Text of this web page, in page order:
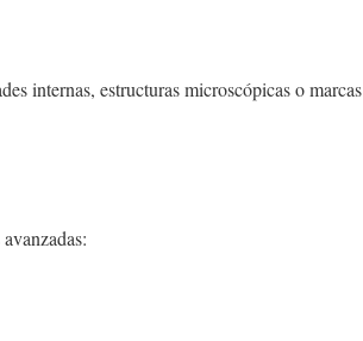
internas, estructuras microscópicas o marcas